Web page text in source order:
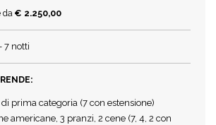
da € 2.250,00
7 notti
prima categoria (7 con estensione)
americane, 3 pranzi, 2 cene (7, 4, 2 con